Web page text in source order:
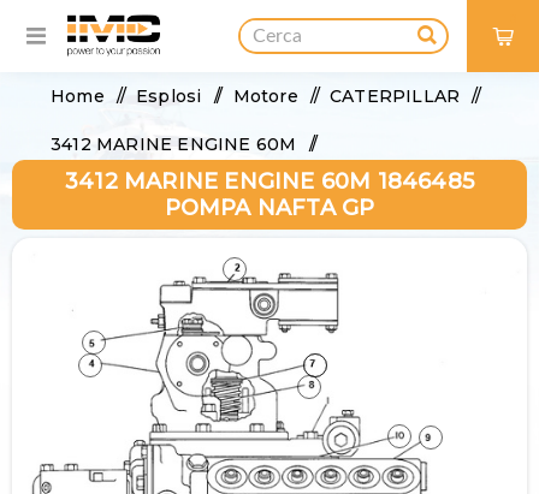
Home / Esplosi / Motore / CATERPILLAR /
3412 MARINE ENGINE 60M /
3412 MARINE ENGINE 60M 1846485 POMPA
3412 MARINE ENGINE 60M 1846485
POMPA NAFTA GP